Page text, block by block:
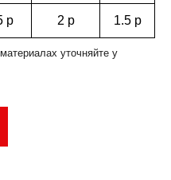
р 2 р 1.5 р
уточняйте у